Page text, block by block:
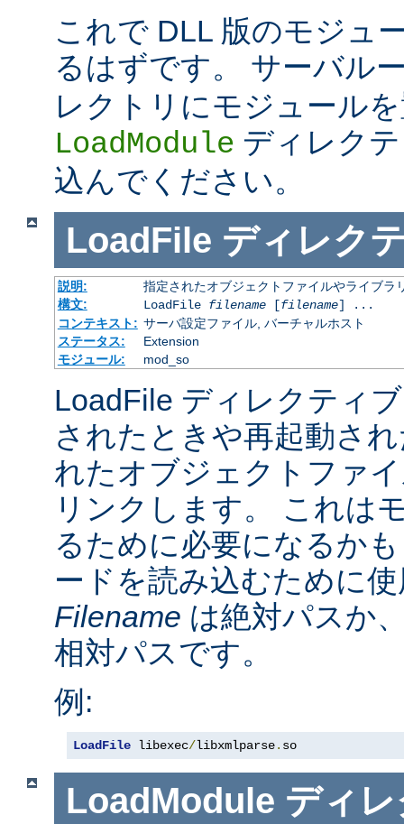
これで DLL 版のモジュ
るはずです。 サーバル
レクトリにモジュール
LoadModule ディレク
込んでください。
LoadFile ディレク
説明:
指定されたオブジェクトファイルやライブラ
構文:
LoadFile filename[filename] ...
コンテキスト: サーバ設定ファイル, バーチャルホスト
ステータス:
Extension
モジュール:
mod_so
LoadFile ディレクティ
されたときや再起動さ
れたオブジェクトファ
リンクします。 これは
るために必要になるか
ードを読み込むために
Filename は絶対パスか
相対パスです。
例:
LoadFile libexec/libxmlparse. so
LoadModule ディ